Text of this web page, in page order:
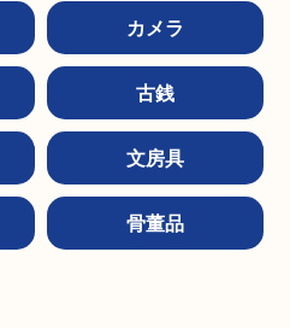
カメラ
古銭
文房具
骨董品